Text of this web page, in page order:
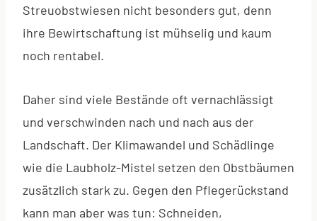
Streuobstwiesen nicht besonders gut, denn
ihre Bewirtschaftung ist mühselig und kaum
noch rentabel.
Daher sind viele Bestände oft vernachlässigt
und verschwinden nach und nach aus der
Landschaft. Der Klimawandel und Schädlinge
wie die Laubholz-Mistel setzen den Obstbäumen
zusätzlich stark zu. Gegen den Pflegerückstand
kann man aber was tun: Schneiden,